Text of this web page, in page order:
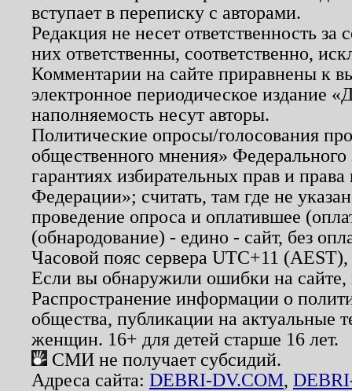
вступает в переписку с авторами.
Редакция не несет ответственность
них ответственны, соответственно,
Комментарии на сайте приравнены к
электронное периодическое издание
наполняемость несут авторы.
Политические опросы/голосования
общественного мнения»
гарантиях избирательных прав и
Федерации»; считать, там где не
проведение опроса и оплатившее
(обнародование) - едино - сайт, без
Часовой пояс сервера UTC+11
Если вы обнаружили ошибки на
Распространение информации о
общества, публикации на актуальные
женщин. 16+ для детей старше 16 лет.
СМИ не получает субсидий.
Адреса сайта: DEBRI-DV.COM,